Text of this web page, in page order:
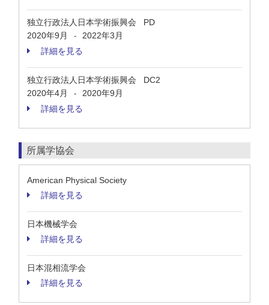
独立行政法人日本学術振興会 PD
2020年9月
-
2022年3月
詳細を見る
独立行政法人日本学術振興会 DC2
2020年4月
-
2020年9月
詳細を見る
所属学協会
American Physical Society
詳細を見る
日本機械学会
詳細を見る
日本混相流学会
詳細を見る